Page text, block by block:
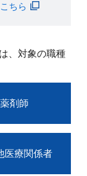
ちら
、対象の職種
薬剤師
医療関係者